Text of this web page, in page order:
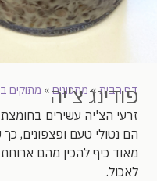
דף הבית»מתכונים» מתוקים פודינג צ'יה
הם נטולי טעם ופצפונים,
מאוד כיף להכין מהם
לאכול.